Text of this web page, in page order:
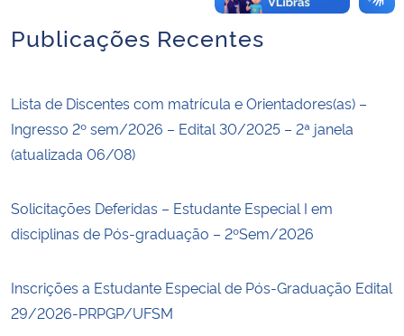
Publicações Recentes
Lista de Discentes com matrícula e Orientadores(as) –
Ingresso 2º sem/2026 – Edital 30/2025 – 2ª janela
(atualizada 06/08)
Solicitações Deferidas – Estudante Especial I em
disciplinas de Pós-graduação – 2ºSem/2026
Inscrições a Estudante Especial de Pós-Graduação Edital
29/2026-PRPGP/UFSM